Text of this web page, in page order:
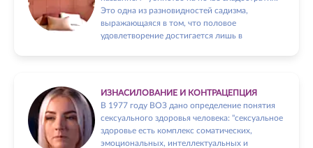
Это одна из разновидностей садизма,
выражающаяся в том, что половое
удовлетворение достигается лишь в
ИЗНАСИЛОВАНИЕ И КОНТРАЦЕПЦИЯ
В 1977 году ВОЗ дано определение понятия
сексуального здоровья человека: "сексуальное
здоровье есть комплекс соматических,
эмоциональных, интеллектуальных и